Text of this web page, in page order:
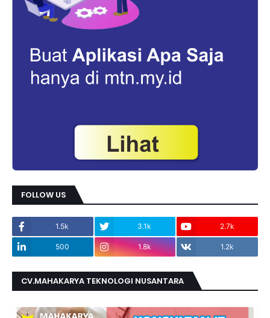
FOLLOW US
1.5k 3.1k 2.7k
500 1.8k 1.2k
CV.MAHAKARYA TEKNOLOGI NUSANTARA